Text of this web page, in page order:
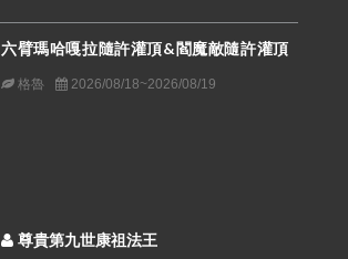
六臂瑪哈嘎拉隨許灌頂&閻魔敵隨許灌頂
格魯 2026/08/18~2026/08/19
尊貴第九世康祖法王